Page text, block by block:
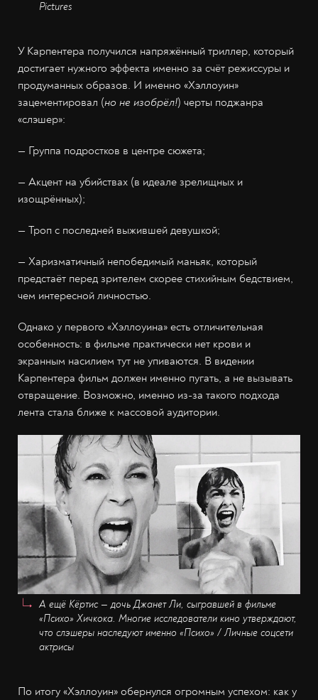
Pictures
У Карпентера получился напряжённый триллер, который
достигает нужного эффекта именно за счёт режиссуры и
продуманных образов. И именно «Хэллоуин»
зацементировал (но не изобрёл!) черты поджанра
«слэшер»:
— Группа подростков в центре сюжета;
— Акцент на убийствах (в идеале зрелищных и
изощрённых);
— Троп с последней выжившей девушкой;
— Харизматичный непобедимый маньяк, который
предстаёт перед зрителем скорее стихийным бедствием,
чем интересной личностью.
Однако у первого «Хэллоуина» есть отличительная
особенность: в фильме практически нет крови и
экранным насилием тут не упиваются. В видении
Карпентера фильм должен именно пугать, а не вызывать
отвращение. Возможно, именно из-за такого подхода
лента стала ближе к массовой аудитории.
А ещё Кёртис — дочь Джанет Ли, сыгравшей в фильме
«Психо» Хичкока. Многие исследователи кино утверждают,
что слэшеры наследуют именно «Психо» / Личные соцсети
актрисы
По итогу «Хэллоуин» обернулся огромным успехом: как у